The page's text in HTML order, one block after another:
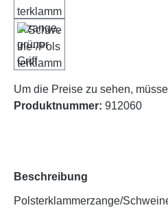
Um die Preise zu sehen,
Produktnummer: 912060
Beschreibung
Polsterklammerzange/